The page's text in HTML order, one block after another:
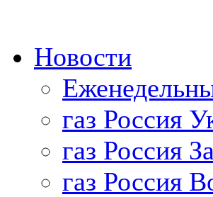
Новости
газ Россия
газ Россия
газ Россия